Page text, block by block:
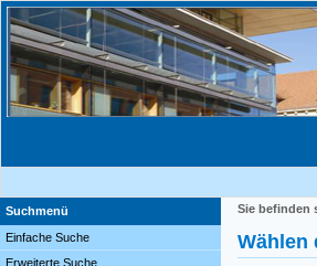
Suchmenü
Einfache Suche
Erweiterte Suche
Sie befinden
Wählen